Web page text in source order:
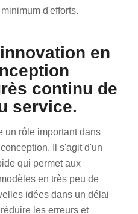
d'efforts.
en
continu de
service.
un rôle important dans
Il s'agit d'un
qui permet aux
en très peu de
idées dans un délai
les erreurs et